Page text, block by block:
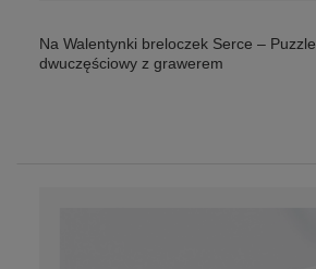
Na Walentynki breloczek Serce – Puzzle
dwuczęściowy z grawerem